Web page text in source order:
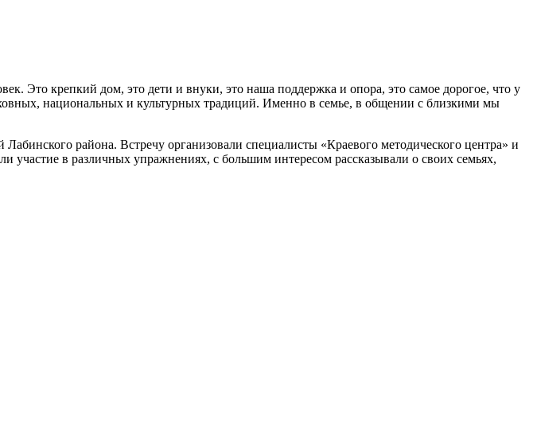
Это крепкий дом, это дети и внуки, это наша поддержка и опора, это самое дорогое, что у
национальных и культурных традиций. Именно в семье, в общении с близкими мы
района. Встречу организовали специалисты «Краевого методического центра» и
в различных упражнениях, с большим интересом рассказывали о своих семьях,